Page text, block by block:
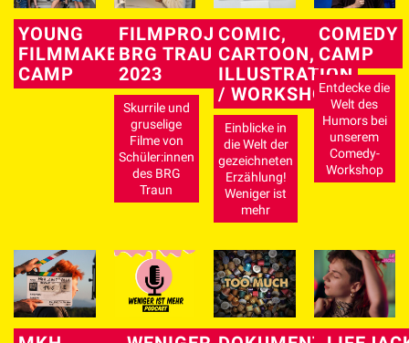
YOUNG
FILMMAKERS
CAMP
FILMPROJEKT
BRG TRAUN
2023
Skurrile und
gruselige
Filme von
Schüler:innen
des BRG
Traun
COMIC,
CARTOON,
ILLUSTRATION
/ WORKSHOP
Einblicke in
die Welt der
gezeichneten
Erzählung!
Weniger ist
mehr
COMEDY
CAMP
Entdecke die
Welt des
Humors bei
unserem
Comedy-
Workshop